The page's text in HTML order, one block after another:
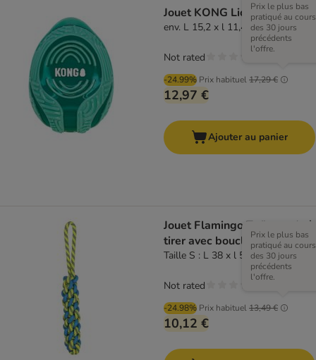
Jouet KONG Licks Rewards
env. L 15,2 x l 11,4 x h 11,4 cm
-24.99% Prix habituel17,29 €
Prix le plus bas
pratiqué au cours
des 30 jours
précédents
l'offre.
12,97 €
Not rated
Ajouter au panier
Jouet Flamingo Tofla corde à
tirer avec boucle
Taille S : L 38 x l 5 x H 5 cm
-24.98% Prix habituel13,49 €
Prix le plus bas
pratiqué au cours
des 30 jours
précédents
l'offre.
10,12 €
Not rated